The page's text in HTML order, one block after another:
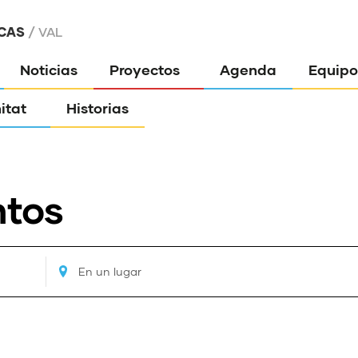
VAL
Noticias Proyectos Agenda
Historias
Ingresa
Ubicación.
Busca
Eventos